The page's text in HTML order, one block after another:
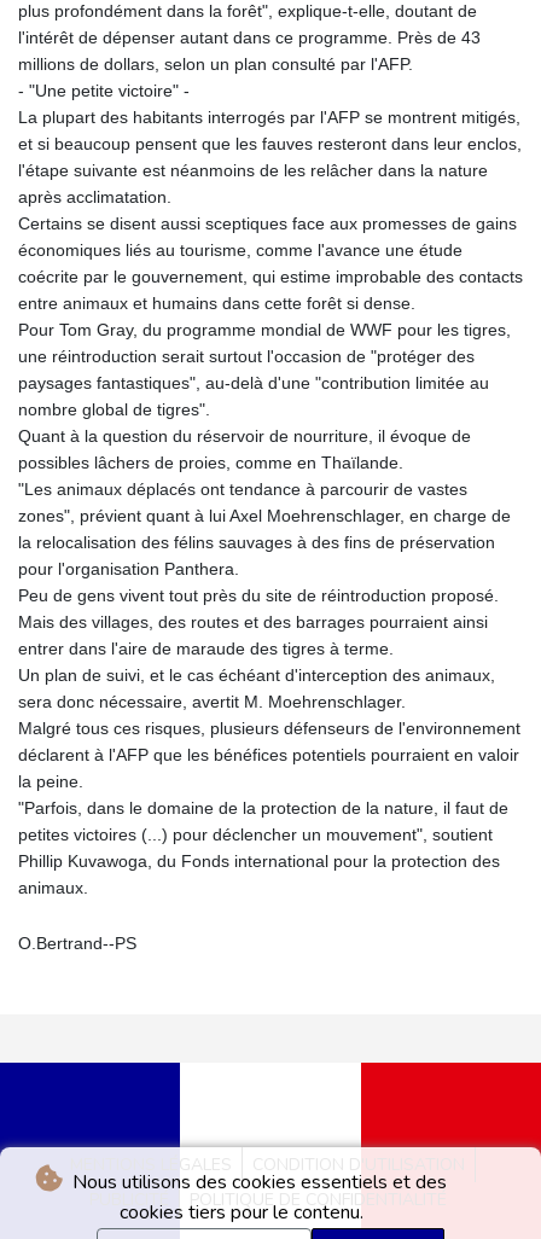
Nous utilisons des cookies essentiels et des
cookies tiers pour le contenu.
plus profondément dans la forêt", explique-t-elle, doutant de
l'intérêt de dépenser autant dans ce programme. Près de 43
millions de dollars, selon un plan consulté par l'AFP.
- "Une petite victoire" -
La plupart des habitants interrogés par l'AFP se montrent mitigés,
et si beaucoup pensent que les fauves resteront dans leur enclos,
l'étape suivante est néanmoins de les relâcher dans la nature
après acclimatation.
Certains se disent aussi sceptiques face aux promesses de gains
économiques liés au tourisme, comme l'avance une étude
coécrite par le gouvernement, qui estime improbable des contacts
entre animaux et humains dans cette forêt si dense.
Pour Tom Gray, du programme mondial de WWF pour les tigres,
une réintroduction serait surtout l'occasion de "protéger des
paysages fantastiques", au-delà d'une "contribution limitée au
nombre global de tigres".
Quant à la question du réservoir de nourriture, il évoque de
possibles lâchers de proies, comme en Thaïlande.
"Les animaux déplacés ont tendance à parcourir de vastes
zones", prévient quant à lui Axel Moehrenschlager, en charge de
la relocalisation des félins sauvages à des fins de préservation
pour l'organisation Panthera.
Peu de gens vivent tout près du site de réintroduction proposé.
Mais des villages, des routes et des barrages pourraient ainsi
entrer dans l'aire de maraude des tigres à terme.
Un plan de suivi, et le cas échéant d'interception des animaux,
sera donc nécessaire, avertit M. Moehrenschlager.
Malgré tous ces risques, plusieurs défenseurs de l'environnement
déclarent à l'AFP que les bénéfices potentiels pourraient en valoir
la peine.
"Parfois, dans le domaine de la protection de la nature, il faut de
petites victoires (...) pour déclencher un mouvement", soutient
Phillip Kuvawoga, du Fonds international pour la protection des
animaux.
O.Bertrand--PS
MENTIONS LÉGALES
CONDITION D'UTILISATION
PUBLICITÉ
POLITIQUE DE CONFIDENTIALITÉ